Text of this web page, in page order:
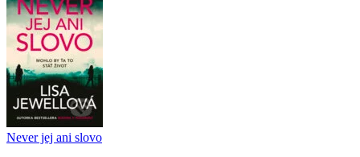
Never jej ani slovo